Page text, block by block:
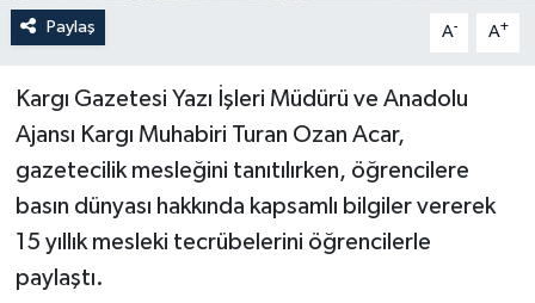
Paylaş A- A+
Kargı Gazetesi Yazı İşleri Müdürü ve Anadolu
Ajansı Kargı Muhabiri Turan Ozan Acar,
gazetecilik mesleğini tanıtılırken, öğrencilere
basın dünyası hakkında kapsamlı bilgiler vererek
15 yıllık mesleki tecrübelerini öğrencilerle
paylaştı.